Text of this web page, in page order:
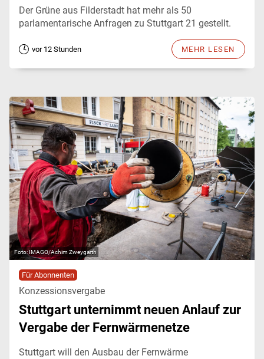
Der Grüne aus Filderstadt hat mehr als 50
parlamentarische Anfragen zu Stuttgart 21 gestellt.
vor 12 Stunden MEHR LESEN
IMAGO/Achim Zweygarth
Für Abonnenten
Konzessionsvergabe
Stuttgart unternimmt neuen Anlauf zur
Vergabe der Fernwärmenetze
Stuttgart will den Ausbau der Fernwärme